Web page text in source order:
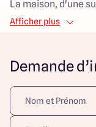
La maison, d'une
autour de 4 pièces,
accueillir vos
d'un garage en
choix d'un
distribution d'eau
Afficher plus
Demande